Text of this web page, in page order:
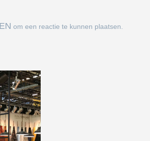
om een reactie te kunnen plaatsen.